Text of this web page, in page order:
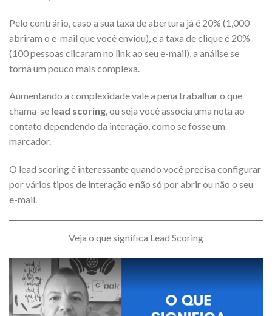
Pelo contrário, caso a sua taxa de abertura já é 20% (1,000
abriram o e-mail que você enviou), e a taxa de clique é 20%
(100 pessoas clicaram no link ao seu e-mail), a análise se
torna um pouco mais complexa.
Aumentando a complexidade vale a pena trabalhar o que
chama-se lead scoring, ou seja você associa uma nota ao
contato dependendo da interação, como se fosse um
marcador.
O lead scoring é interessante quando você precisa configurar
por vários tipos de interação e não só por abrir ou não o seu
e-mail.
Veja o que significa Lead Scoring